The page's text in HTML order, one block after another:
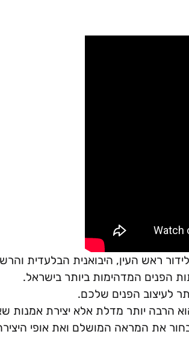
ראש העין, היבואנית הבלעדית
הפנים המדהימות ביותר בישראל.
לעיצוב הפנים שלכם.
הרבה יותר מדלת אלא יצירת אמנות
את המראה המושלם ואת אופי